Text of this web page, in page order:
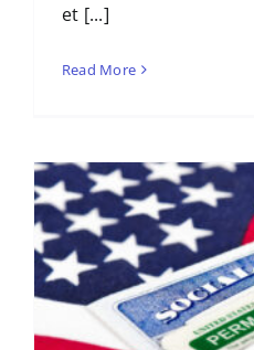
et [...]
Read More